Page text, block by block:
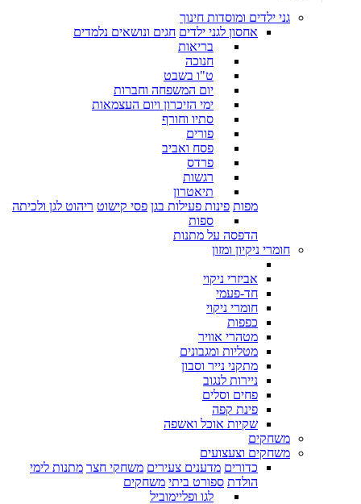
גני ילדים ומוסדות חינוך
אחסון לגני ילדים חגים ונושאים נלמדים
בריאות
חנוכה
ט"ו בשבט
יום המשפחה וחברות
ימי הזיכרון ויום העצמאות
סתיו וחורף
פורים
פסח ואביב
פרדס
רגשות
תיאטרון
מפות פינות פעילות בגן פסי קישוט ריהוט לגן ולכיתה
ספות
הדפסה על מתנות
חומרי ניקיון ומזון
אביזרי ניקוי
חד-פעמי
חומרי ניקוי
כפפות
מטהרי אוויר
מטליות ומגבונים
מתקני נייר וסבון
ניירות לנגוב
פחים וסלים
פינת קפה
שקיות אוכל ואשפה
משחקים
משחקים וצעצועים
כדורים מדענים צעירים משחקי חצר מתנות לימי
הולדת ספורט ביתי משחקים
לגו ופליימוביל